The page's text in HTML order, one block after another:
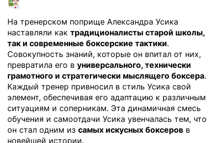
На тренерском поприще Александра Усика
наставляли как традиционалисты старой школы,
так и современные боксерские тактики.
Совокупность знаний, которые он впитал от них,
превратила его в универсального, технически
грамотного и стратегически мыслящего боксера.
Каждый тренер привносил в стиль Усика свой
элемент, обеспечивая его адаптацию к различным
ситуациям и соперникам. Эта динамичная смесь
обучения и самоотдачи Усика увенчалась тем, что
он стал одним из самых искусных боксеров в
новейшей истории.